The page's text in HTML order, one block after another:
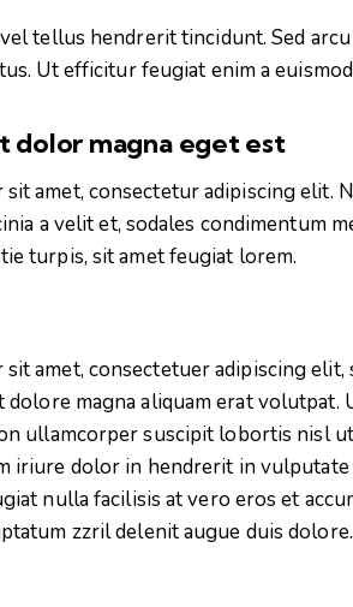
tellus hendrerit tincidunt. Sed
Ut efficitur feugiat enim a
dolor magna eget est
amet, consectetur adipiscing elit.
a velit et, sodales condimentum
turpis, sit amet feugiat lorem.
amet, consectetuer adipiscing
magna aliquam erat volutpat.
ullamcorper suscipit lobortis nisl
iriure dolor in hendrerit in
nulla facilisis at vero eros et
zzril delenit augue duis dolore.